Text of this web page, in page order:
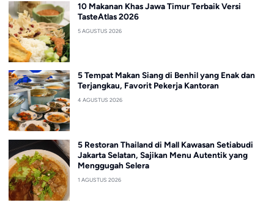
10 Makanan Khas Jawa Timur Terbaik Versi
TasteAtlas 2026
5 AGUSTUS 2026
5 Tempat Makan Siang di Benhil yang Enak dan
Terjangkau, Favorit Pekerja Kantoran
4 AGUSTUS 2026
5 Restoran Thailand di Mall Kawasan Setiabudi
Jakarta Selatan, Sajikan Menu Autentik yang
Menggugah Selera
1 AGUSTUS 2026